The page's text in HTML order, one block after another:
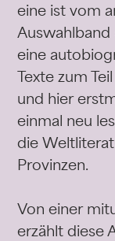
eine ist vom
eine
Texte zum
und hier
einmal neu
die
Provinzen.
Von einer
erzählt diese